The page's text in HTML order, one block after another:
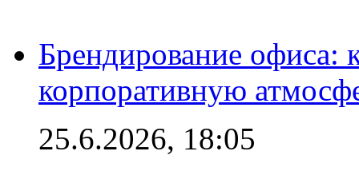
Брендирование офиса:
корпоративную
25.6.2026, 18:05